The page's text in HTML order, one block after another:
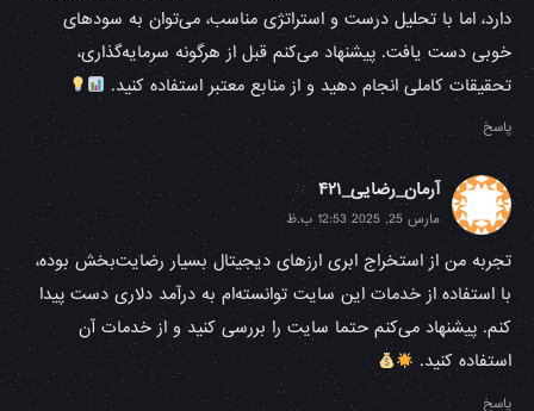
دارد، اما با تحلیل درست و استراتژی مناسب، می‌توان به سودهای
خوبی دست یافت. پیشنهاد می‌کنم قبل از هرگونه سرمایه‌گذاری،
تحقیقات کاملی انجام دهید و از منابع معتبر استفاده کنید.
پاسخ
آرمان_رضایی_۴۲۱
مارس 25, 2025 12:53 ب.ظ
تجربه من از استخراج ابری ارزهای دیجیتال بسیار رضایت‌بخش بوده،
با استفاده از خدمات این سایت توانسته‌ام به درآمد دلاری دست پیدا
کنم. پیشنهاد می‌کنم حتما سایت را بررسی کنید و از خدمات آن
استفاده کنید.
پاسخ